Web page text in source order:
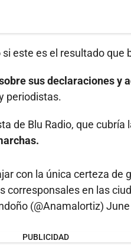
este es el resultado que
sus declaraciones y
periodistas.
de Blu Radio, que
con la única certeza de
corresponsales en las
(@Anamalortiz)
PUBLICIDAD